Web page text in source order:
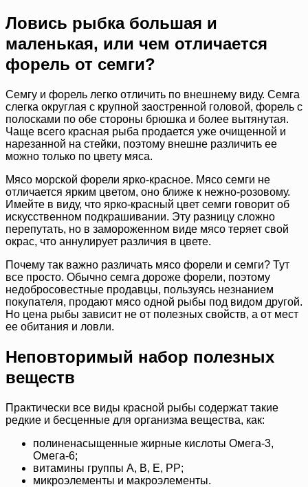
Ловись рыбка большая и
маленькая, или чем отличается
форель от семги?
Семгу и форель легко отличить по внешнему виду. Семга
слегка округлая с крупной заостренной головой, форель с
полосками по обе стороны брюшка и более вытянутая.
Чаще всего красная рыба продается уже очищенной и
нарезанной на стейки, поэтому внешне различить ее
можно только по цвету мяса.
Мясо морской форели ярко-красное. Мясо семги не
отличается ярким цветом, оно ближе к нежно-розовому.
Имейте в виду, что ярко-красный цвет семги говорит об
искусственном подкрашивании. Эту разницу сложно
перепутать, но в замороженном виде мясо теряет свой
окрас, что аннулирует различия в цвете.
Почему так важно различать мясо форели и семги? Тут
все просто. Обычно семга дороже форели, поэтому
недобросовестные продавцы, пользуясь незнанием
покупателя, продают мясо одной рыбы под видом другой.
Но цена рыбы зависит не от полезных свойств, а от мест
ее обитания и ловли.
Неповторимый набор полезных
веществ
Практически все виды красной рыбы содержат такие
редкие и бесценные для организма вещества, как:
полиненасыщенные жирные кислоты Омега-3,
Омега-6;
витамины группы А, В, Е, РР;
микроэлементы и макроэлементы.